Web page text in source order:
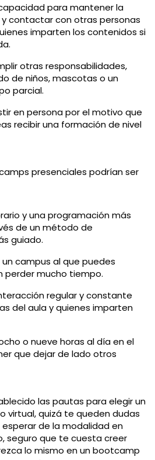
para mantener la
contactar con otras personas
imparten los contenidos si
otras responsabilidades,
de niños, mascotas o un
parcial.
en persona por el motivo que
recibir una formación de nivel
presenciales podrían ser
y una programación más
de un método de
guiado.
campus al que puedes
perder mucho tiempo.
regular y constante
del aula y quienes imparten
o nueve horas al día en el
que dejar de lado otros
las pautas para elegir un
virtual, quizá te queden dudas
de la modalidad en
seguro que te cuesta creer
lo mismo en un bootcamp